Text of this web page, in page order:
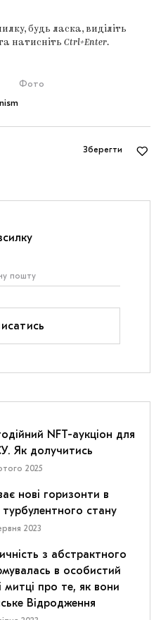
будь ласка, виділіть
натисніть Ctrl+Enter.
Фото
Зберегти
NFT-аукціон для
Як долучитись
2025
нові горизонти в
турбулентного стану
2023
з абстрактного
в особистий
митці про те, як вони
Відродження